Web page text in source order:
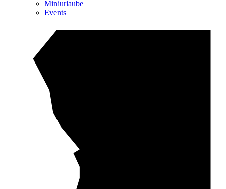
Miniurlaube
Events